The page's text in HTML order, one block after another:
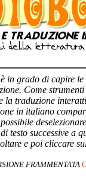
in grado di capire
Come
la traduzione
in italiano
testo successive a
e poi
FRAMMENTATA